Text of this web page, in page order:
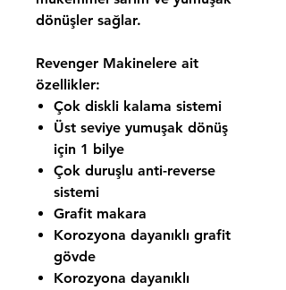
dönüşler sağlar.
Revenger Makinelere ait
özellikler:
Çok diskli kalama sistemi
Üst seviye yumuşak dönüş
için 1 bilye
Çok duruşlu anti-reverse
sistemi
Grafit makara
Korozyona dayanıklı grafit
gövde
Korozyona dayanıklı